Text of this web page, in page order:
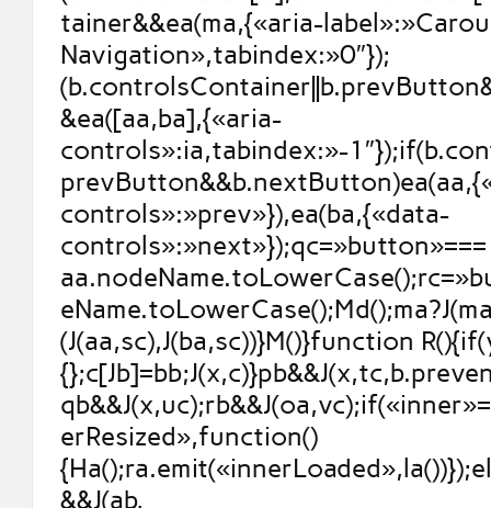
tainer&&ea(ma,{«aria-
Navigation»,tabindex:»0″});
&ea([aa,ba],{«aria-
controls»:ia,tabindex:»-
controls»:»prev»}),ea(ba,{«data-
controls»:»next»});qc=»button»===
(J(aa,sc),J(ba,sc))}M()}function
erResized»,function()
&&J(ab,